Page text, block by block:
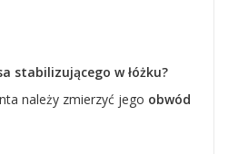
stabilizującego w łóżku?
należy zmierzyć jego obwód